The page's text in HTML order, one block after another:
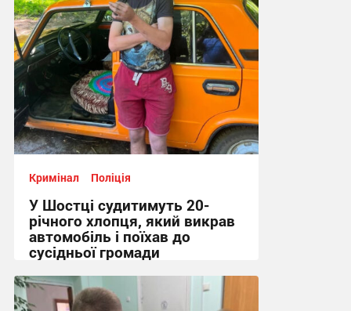
Кримінал Поліція
У Шостці судитимуть 20-
річного хлопця, який викрав
автомобіль і поїхав до
сусідньої громади
12:46 вчора